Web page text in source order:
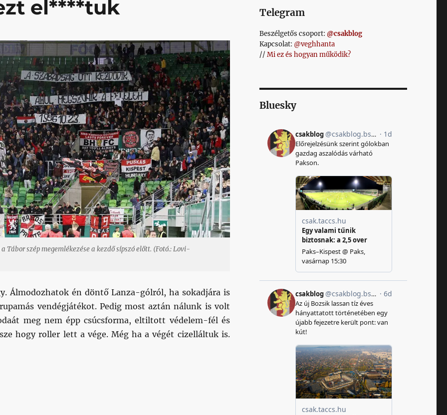
el****tuk
Tábor szép megemlékezése a kezdő sípszó előtt. (Fotó.: Lovi-
Álmodozhatok én döntő Lanza-gólról, ha sokadjára is
vendégjátékot. Pedig most aztán nálunk is volt
meg nem épp csúcsforma, eltiltott védelem-fél és
hogy roller lett a vége. Még ha a végét cizelláltuk is.
jut az eszembe, így csak annyit írok: ezt el****tuk”
Telegram
Beszélgetős csoport: @csakblog
Kapcsolat: @veghhanta
// Mi ez és hogyan működik?
Bluesky